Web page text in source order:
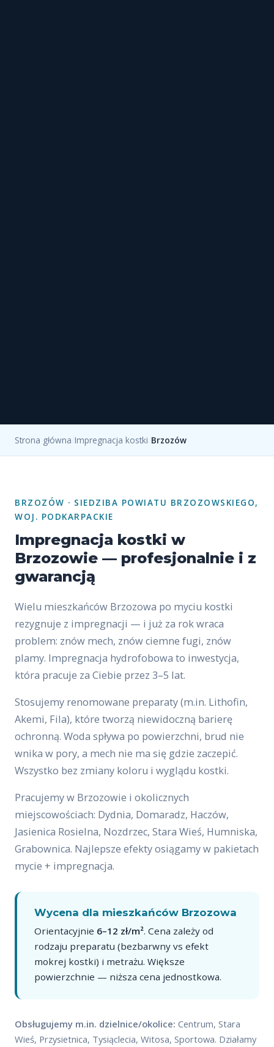
Strona główna Impregnacja kostki Brzozów
BRZOZÓW · SIEDZIBA POWIATU BRZOZOWSKIEGO,
WOJ. PODKARPACKIE
Impregnacja kostki w
Brzozowie — profesjonalnie i z
gwarancją
Wielu mieszkańców Brzozowa po myciu kostki
rezygnuje z impregnacji — i już za rok wraca
problem: znów mech, znów ciemne fugi, znów
plamy. Impregnacja hydrofobowa to inwestycja,
która pracuje za Ciebie przez 3–5 lat.
Stosujemy renomowane preparaty (m.in. Lithofin,
Akemi, Fila), które tworzą niewidoczną barierę
ochronną. Woda spływa po powierzchni, brud nie
wnika w pory, a mech nie ma się gdzie zaczepić.
Wszystko bez zmiany koloru i wyglądu kostki.
Pracujemy w Brzozowie i okolicznych
miejscowościach: Dydnia, Domaradz, Haczów,
Jasienica Rosielna, Nozdrzec, Stara Wieś, Humniska,
Grabownica. Najlepsze efekty osiągamy w pakietach
mycie + impregnacja.
Wycena dla mieszkańców Brzozowa
Orientacyjnie 6–12 zł/m². Cena zależy od
rodzaju preparatu (bezbarwny vs efekt
mokrej kostki) i metrażu. Większe
powierzchnie — niższa cena jednostkowa.
Obsługujemy m.in. dzielnice/okolice: Centrum, Stara
Wieś, Przysietnica, Tysiąclecia, Witosa, Sportowa. Działamy